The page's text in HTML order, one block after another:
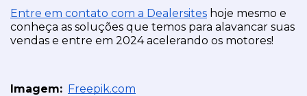
Entre em contato com a Dealersites hoje mesmo e
conheça as soluções que temos para alavancar suas
vendas e entre em 2024 acelerando os motores!
Imagem: Freepik.com